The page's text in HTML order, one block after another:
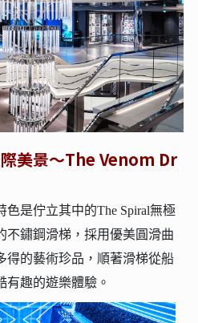
際美景～The Venom Dr
是佇立其中的The Spiral無極
不鏽鋼滑梯，採用優美圓滑曲
得的藝術珍品，順著滑梯從船
有趣的遊樂體驗。